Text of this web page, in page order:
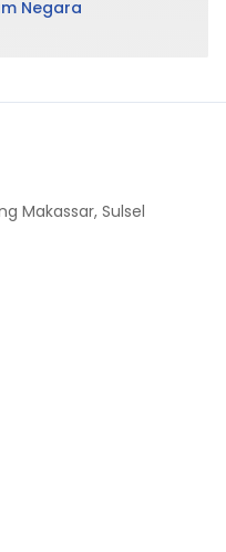
Negara
Makassar, Sulsel